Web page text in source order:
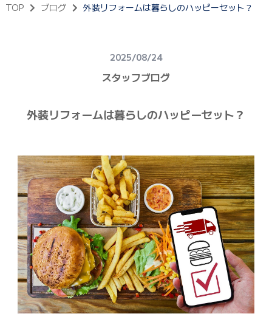
スタッフブログ
採用情報
正しい業者の選び方
ZOOM打ち合わせ
OPEN : 9:00〜18:00
CLOSED : 年末年始
TOP ブログ 外装リフォームは暮らしのハッピーセット？
2025/08/24
スタッフブログ
外装リフォームは暮らしのハッピーセット？